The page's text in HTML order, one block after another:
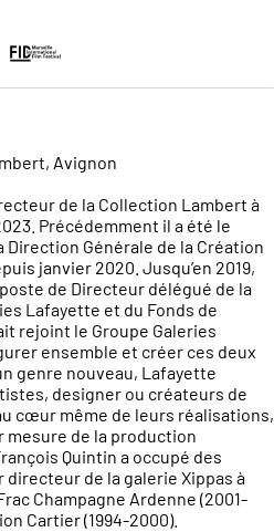
Avignon
de la Collection Lambert à
Précédemment il a été le
Direction Générale de la Création
janvier 2020. Jusqu’en 2019,
de Directeur délégué de la
Lafayette et du Fonds de
rejoint le Groupe Galeries
ensemble et créer ces deux
genre nouveau, Lafayette
designer ou créateurs de
cœur même de leurs réalisations,
de la production
Quintin a occupé des
de la galerie Xippas à
Champagne Ardenne (2001-
Cartier (1994-2000).